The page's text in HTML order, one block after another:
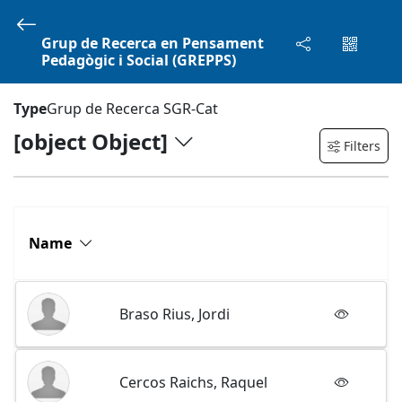
Name, description...
Home Structures
Structures
Grup de Recerca en Pensament
Pedagògic i Social (GREPPS)
TypeGrup de Recerca SGR-Cat
[object Object] Filters
Name
Braso Rius, Jordi
Cercos Raichs, Raquel